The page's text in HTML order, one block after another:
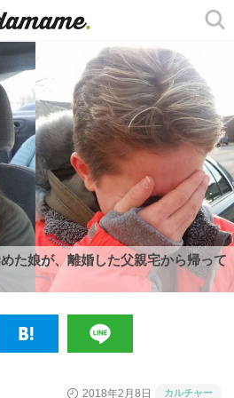
た娘が、離婚した父親宅から帰って
2018年2月8日 カルチャー